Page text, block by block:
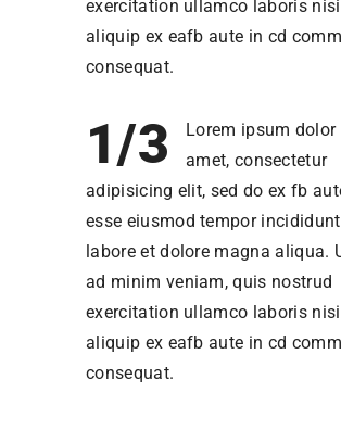
exercitation ullamco laboris
aliquip ex eafb aute in cd
consequat.
1/3
Lorem ipsum dolor
amet, consectetur
adipisicing elit, sed do ex fb
esse eiusmod tempor
labore et dolore magna aliqua.
ad minim veniam, quis nostrud
exercitation ullamco laboris
aliquip ex eafb aute in cd
consequat.